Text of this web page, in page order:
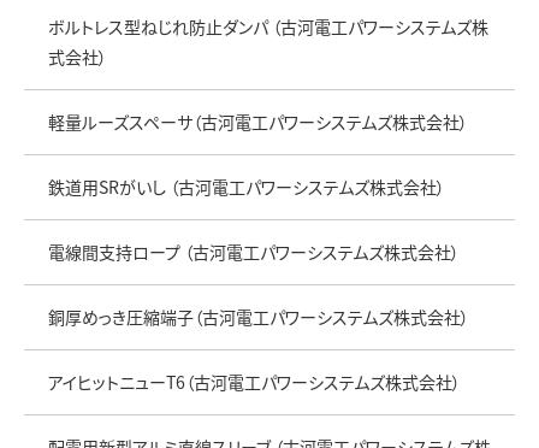
ボルトレス型ねじれ防止ダンパ （古河電工パワーシステムズ株
式会社）
軽量ルーズスペーサ（古河電工パワーシステムズ株式会社）
鉄道用SRがいし （古河電工パワーシステムズ株式会社）
電線間支持ロープ （古河電工パワーシステムズ株式会社）
銅厚めっき圧縮端子（古河電工パワーシステムズ株式会社）
アイヒットニューT6（古河電工パワーシステムズ株式会社）